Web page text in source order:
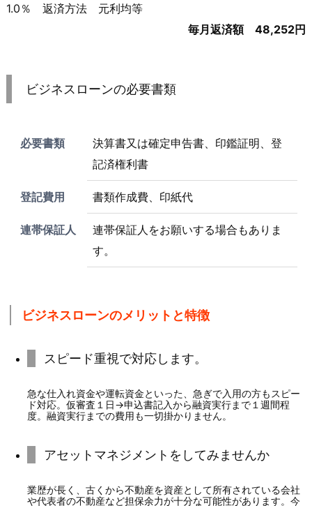
1.0％ 返済方法 元利均等
毎月返済額 48,252円
ビジネスローンの必要書類
必要書類
決算書又は確定申告書、印鑑証明、登
記済権利書
登記費用 書類作成費、印紙代
連帯保証人
連帯保証人をお願いする場合もありま
す。
ビジネスローンのメリットと特徴
スピード重視で対応します。
急な仕入れ資金や運転資金といった、急ぎで入用の方もスピー
ド対応。仮審査１日→申込書記入から融資実行まで１週間程
度。融資実行までの費用も一切掛かりません。
アセットマネジメントをしてみませんか
業歴が長く、古くから不動産を資産として所有されている会社
や代表者の不動産など担保余力が十分な可能性があります。今